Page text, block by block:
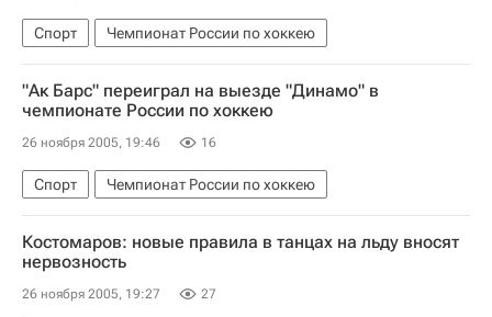
Спорт Чемпионат России по хоккею
"Ак Барс" переиграл на выезде "Динамо" в
чемпионате России по хоккею
26 ноября 2005, 19:46 16
Спорт Чемпионат России по хоккею
Костомаров: новые правила в танцах на льду вносят
нервозность
26 ноября 2005, 19:27 27